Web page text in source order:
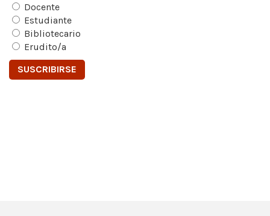
Docente
Estudiante
Bibliotecario
Erudito/a